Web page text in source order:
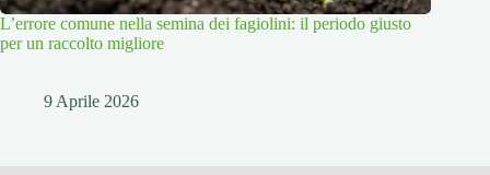
L’errore comune nella semina dei fagiolini: il periodo giusto
per un raccolto migliore
9 Aprile 2026